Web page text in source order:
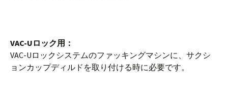
VAC-Uロック用：
VAC-Uロックシステムのファッキングマシンに、サクシ
ョンカップディルドを取り付ける時に必要です。